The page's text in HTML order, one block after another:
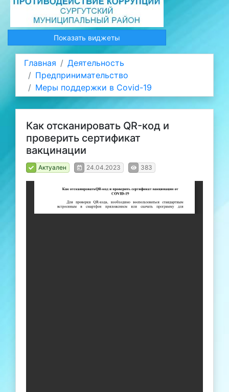
Показать виджеты
Главная
Деятельность
Предпринимательство
Меры поддержки в Covid-19
Как отсканировать QR-код и
проверить сертификат
вакцинации
Актуален 24.04.2023 383